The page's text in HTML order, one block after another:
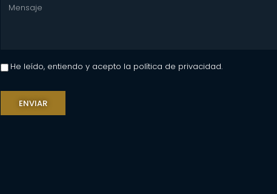
He leído, entiendo y acepto la política de privacidad.
ENVIAR